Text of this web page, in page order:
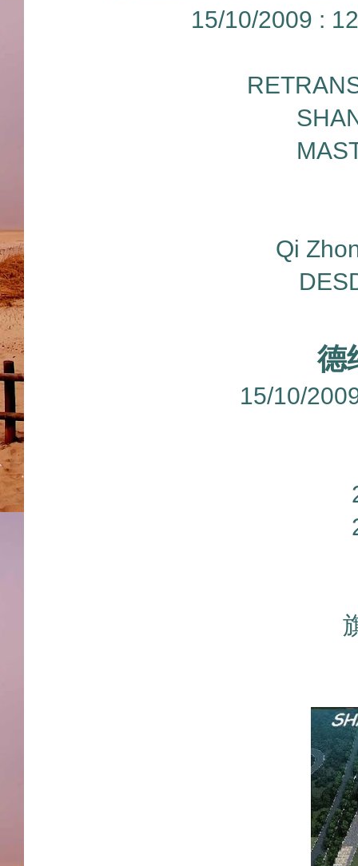
15/10/2009 :
Qi
德
15/10/